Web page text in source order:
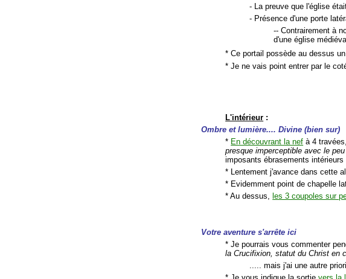
- La preuve que l'église
- Présence d'une porte
-- Contrairement à
d'une église
* Ce portail possède au dessus
* Je ne vais point entrer par le
L'intérieur :
Ombre et lumière.... Divine (bien sur)
* En découvrant la nef à 4
presque imperceptible avec le
imposants ébrasements intérieurs
* Lentement j'avance dans cette
* Evidemment point de chapelle
* Au dessus,
les 3 coupoles sur
Votre aventure s'arrête ici
* Je pourrais vous commenter
la Crucifixion, statut du Christ en
..... mais j'ai une autre